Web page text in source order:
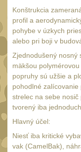
vzdálenost
Príslušenstvo
optiku
UTG
Accushot7
Accushot
Accushot
BugBuster 4
Konštrukcia
profil a
pohybe v úzkych
alebo pri boji v
Zjednodušený nosný
mäkšou
popruhy sú užšie a
pohodlné
strelec na sebe
tvorený iba
Hlavný účel:
Niesť iba kritické
vak (CamelBak),